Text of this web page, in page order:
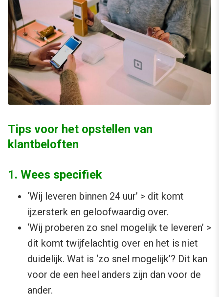
Tips voor het opstellen van
klantbeloften
1. Wees specifiek
‘Wij leveren binnen 24 uur’ > dit komt
ijzersterk en geloofwaardig over.
‘Wij proberen zo snel mogelijk te leveren’ >
dit komt twijfelachtig over en het is niet
duidelijk. Wat is ‘zo snel mogelijk’? Dit kan
voor de een heel anders zijn dan voor de
ander.